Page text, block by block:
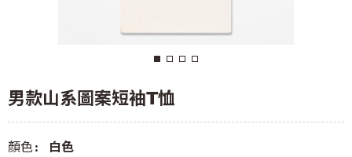
男款山系圖案短袖T恤
顏色: 白色